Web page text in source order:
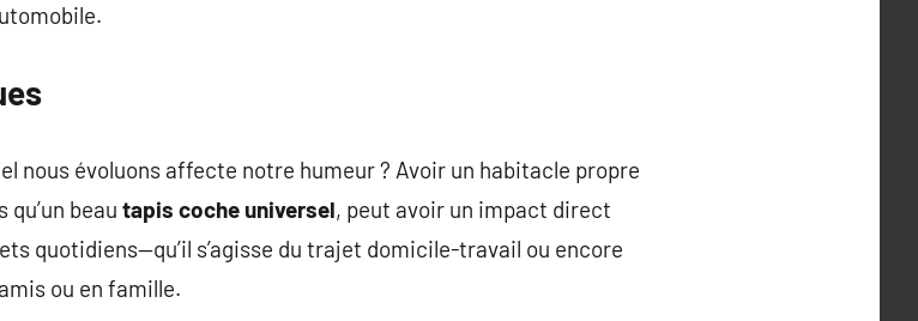
nous évoluons affecte notre humeur ? Avoir un habitacle propre
beau tapis coche universel, peut avoir un impact direct
quotidiens—qu’il s’agisse du trajet domicile-travail ou encore
ou en famille.